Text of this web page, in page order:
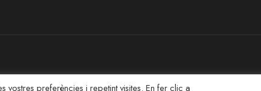
preferències i repetint visites. En fer clic a